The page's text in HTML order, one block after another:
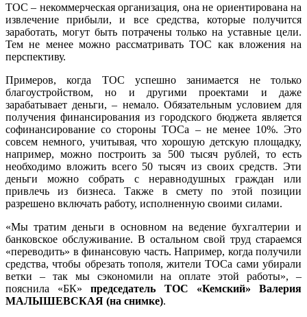
ТОС – некоммерческая организация, она не ориентирована на
извлечение прибыли, и все средства, которые получится
заработать, могут быть потрачены только на уставные цели.
Тем не менее можно рассматривать ТОС как вложения на
перспективу.
Примеров, когда ТОС успешно занимается не только
благоустройством, но и другими проектами и даже
зарабатывает деньги, – немало. Обязательным условием для
получения финансирования из городского бюджета является
софинансирование со стороны ТОСа – не менее 10%. Это
совсем немного, учитывая, что хорошую детскую площадку,
например, можно построить за 500 тысяч рублей, то есть
необходимо вложить всего 50 тысяч из своих средств. Эти
деньги можно собрать с неравнодушных граждан или
привлечь из бизнеса. Также в смету по этой позиции
разрешено включать работу, исполненную своими силами.
«Мы тратим деньги в основном на ведение бухгалтерии и
банковское обслуживание. В остальном свой труд стараемся
«переводить» в финансовую часть. Например, когда получили
средства, чтобы обрезать тополя, жители ТОСа сами убирали
ветки – так мы сэкономили на оплате этой работы», –
пояснила «БК»председатель ТОС «Кемский» Валерия
МАЛЫШЕВСКАЯ (на снимке).